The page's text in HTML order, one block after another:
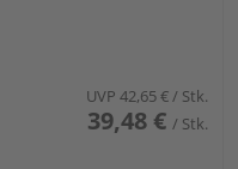
UVP 42,65 €/ Stk.
39,48 € / Stk.